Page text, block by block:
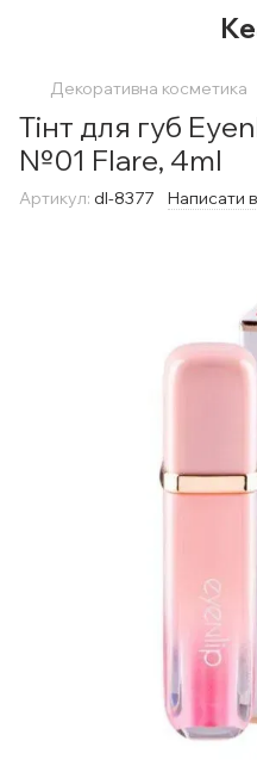
Декоративна косметика
Тiнт для губ
№01 Flare, 4ml
Артикул: dl-8377 Написати